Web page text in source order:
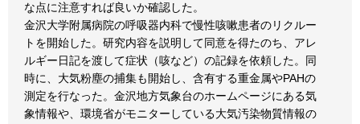
な点に注意すれば良いか確認した。
金沢大学附属病院の呼吸器内科で慢性咳嗽患者のリクルー
トを開始した。研究内容を説明して同意を得たのち、アレ
ルギー日記を渡して症状（咳など）の記録を依頼した。同
時に、大気粉塵の捕集も開始し、含有する重金属やPAHの
測定を行なった。金沢地方気象台のホームページにある気
象情報や、環境省がモニターしている大気汚染物質情報の